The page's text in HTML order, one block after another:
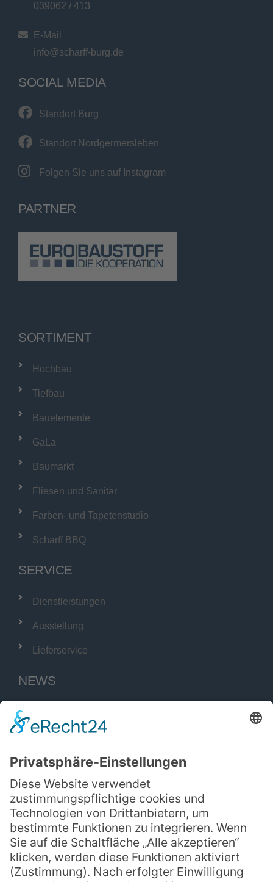
039062 / 413
E-Mail
info@scharff-burg.de
SOCIAL MEDIA
Standort Burg
Standort Nordgermersleben
Folgen Sie uns auf Instagram
PARTNER
SORTIMENT
Hochbau
Tiefbau
Bauelemente
GaLa
Baumarkt
Fliesen und Sanitär
Farben- und Tapetenstudio
Scharff BBQ
SERVICE
Dienstleistungen
Ausstellung
Lieferservice
NEWS
Scharff BBQ
Kleinanzeigen
ÜBER UNS
Über uns
Historie